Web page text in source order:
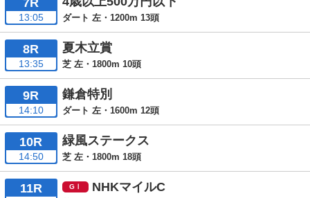
7R
13:05 ダート 左・1200m 13頭
8R
13:35
夏木立賞
芝 左・1800m 10頭
9R
14:10
鎌倉特別
ダート 左・1600m 12頭
10R
14:50
緑風ステークス
芝 左・1800m 18頭
11R NHKマイルC